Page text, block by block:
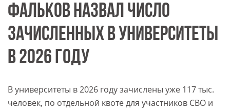
ФАЛЬКОВ НАЗВАЛ ЧИСЛО
ЗАЧИСЛЕННЫХ В УНИВЕРСИТЕТЫ
В 2026 ГОДУ
В университеты в 2026 году зачислены уже 117 тыс.
человек, по отдельной квоте для участников СВО и